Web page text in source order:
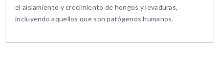
el aislamiento y crecimiento de hongos y levaduras,
incluyendo aquellos que son patógenos humanos.